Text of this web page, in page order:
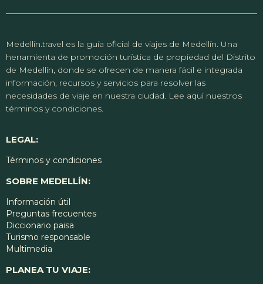
Medellín.travel es la guía oficial de viajes de Medellín. Una
herramienta de promoción turística de propiedad del Distrito
de Medellín, donde se ofrecen de manera fácil e integrada
información, recursos y servicios para resolver las
necesidades de viaje en nuestra ciudad. Lee aquí nuestros
términos y condiciones.
LEGAL:
Términos y condiciones
SOBRE MEDELLÍN:
Información útil
Preguntas frecuentes
Diccionario paisa
Turismo responsable
Multimedia
PLANEA TU VIAJE: